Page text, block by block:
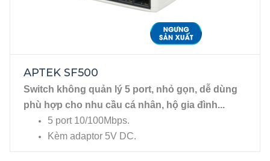
APTEK SF500
Switch không quản lý 5 port, nhỏ gọn, dễ dùng
phù hợp cho nhu cầu cá nhân, hộ gia đình...
5 port 10/100Mbps.
Kèm adaptor 5V DC.